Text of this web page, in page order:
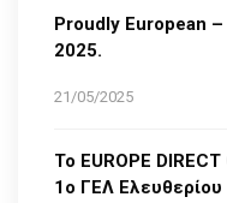
Proudly European
2025.
21/05/2025
Το EUROPE
1ο ΓΕΛ Ελευθερίου